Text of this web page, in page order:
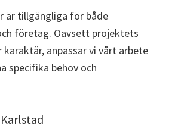
är tillgängliga för både
företag. Oavsett projektets
anpassar vi vårt arbete
specifika behov och